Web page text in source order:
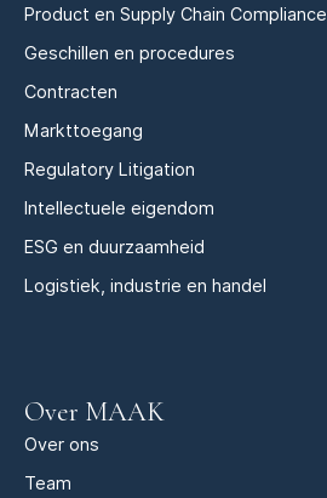
Product en Supply Chain Compliance
Geschillen en procedures
Contracten
Markttoegang
Regulatory Litigation
Intellectuele eigendom
ESG en duurzaamheid
Logistiek, industrie en handel
Over MAAK
Over ons
Team